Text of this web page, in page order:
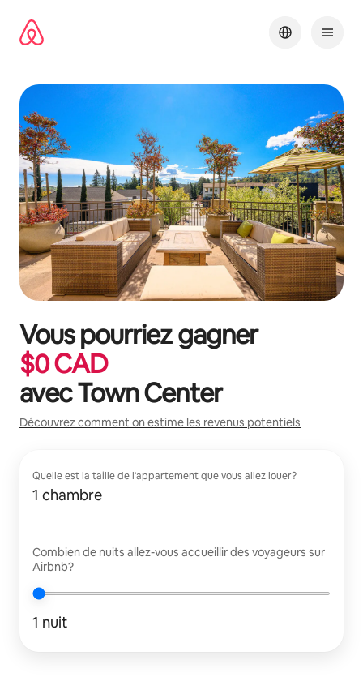
directement
Vous pourriez gagner
$0CAD
avecTown Center
Découvrez comment on estime les revenus potentiels
Quelle est la taille de l'appartement que vous allez louer?
1 chambre
Combien de nuits allez-vous accueillir des voyageurs sur
Airbnb?
1 nuit